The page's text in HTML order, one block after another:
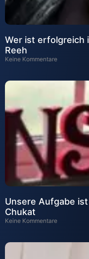
Wer ist erfolgreich
Reeh
Keine Kommentare
Unsere Aufgabe
Chukat
Keine Kommentare